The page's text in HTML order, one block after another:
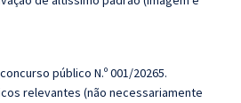
público N.º 001/20265.
relevantes (não necessariamente